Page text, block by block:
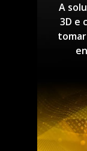
A
3D e